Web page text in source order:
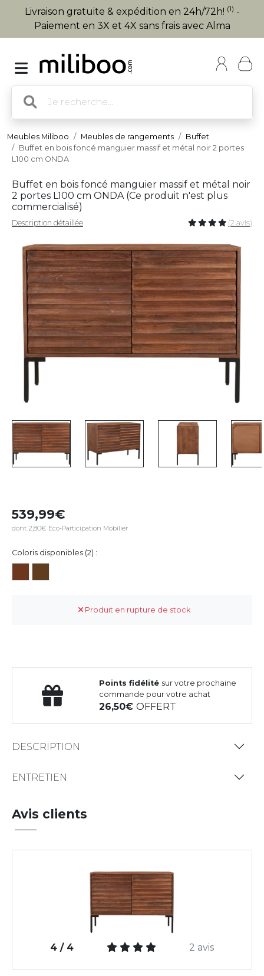
Livraison gratuite & expédition en 24h/72h! (1) -
Paiement en 3X et 4X sans frais avec Alma
Meubles Miliboo Meubles de rangements
Buffet
Buffet en bois foncé manguier massif et métal noir 2 portes
L100 cm ONDA
Buffet en bois foncé manguier massif et métal noir
2 portes L100 cm ONDA (Ce produit n'est plus
commercialisé)
Description détaillée (2 avis)
539,99
dont 2,80€ Eco-Participation Mobilier
Coloris disponibles (2) :
Produit en rupture de stock
Points fidélité sur votre prochaine
commande pour votre achat
26,50OFFERT
DESCRIPTION
ENTRETIEN
Avis clients
4 / 4 2 avis